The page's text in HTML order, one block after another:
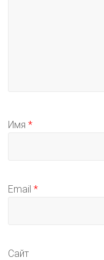
Имя*
Email*
Сайт